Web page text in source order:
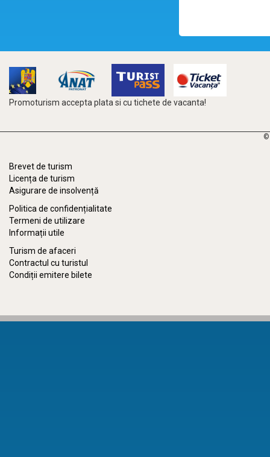
Promoturism accepta plata si cu tichete de vacanta!
©
Brevet de turism
Licența de turism
Asigurare de insolvență
Politica de confidențialitate
Termeni de utilizare
Informații utile
Turism de afaceri
Contractul cu turistul
Condiții emitere bilete